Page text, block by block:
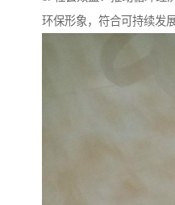
环保形象，符合可持续发展